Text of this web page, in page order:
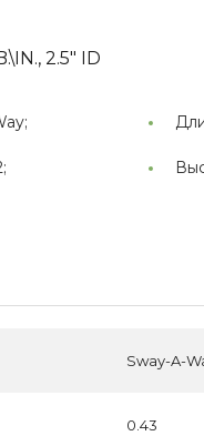
2.5" ID
Sway-A-
0.43